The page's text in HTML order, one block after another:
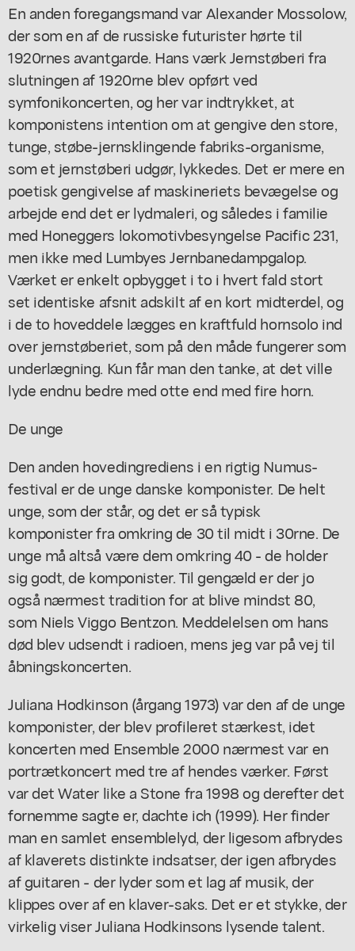
En anden foregangsmand var Alexander Mossolow,
der som en af de russiske futurister hørte til
1920rnes avantgarde. Hans værk Jernstøberi fra
slutningen af 1920rne blev opført ved
symfonikoncerten, og her var indtrykket, at
komponistens intention om at gengive den store,
tunge, støbe-jernsklingende fabriks-organisme,
som et jernstøberi udgør, lykkedes. Det er mere en
poetisk gengivelse af maskineriets bevægelse og
arbejde end det er lydmaleri, og således i familie
med Honeggers lokomotivbesyngelse Pacific 231,
men ikke med Lumbyes Jernbanedampgalop.
Værket er enkelt opbygget i to i hvert fald stort
set identiske afsnit adskilt af en kort midterdel, og
i de to hoveddele lægges en kraftfuld hornsolo ind
over jernstøberiet, som på den måde fungerer som
underlægning. Kun får man den tanke, at det ville
lyde endnu bedre med otte end med fire horn.
De unge
Den anden hovedingrediens i en rigtig Numus-
festival er de unge danske komponister. De helt
unge, som der står, og det er så typisk
komponister fra omkring de 30 til midt i 30rne. De
unge må altså være dem omkring 40 - de holder
sig godt, de komponister. Til gengæld er der jo
også nærmest tradition for at blive mindst 80,
som Niels Viggo Bentzon. Meddelelsen om hans
død blev udsendt i radioen, mens jeg var på vej til
åbningskoncerten.
Juliana Hodkinson (årgang 1973) var den af de unge
komponister, der blev profileret stærkest, idet
koncerten med Ensemble 2000 nærmest var en
portrætkoncert med tre af hendes værker. Først
var det Water like a Stone fra 1998 og derefter det
fornemme sagte er, dachte ich (1999). Her finder
man en samlet ensemblelyd, der ligesom afbrydes
af klaverets distinkte indsatser, der igen afbrydes
af guitaren - der lyder som et lag af musik, der
klippes over af en klaver-saks. Det er et stykke, der
virkelig viser Juliana Hodkinsons lysende talent.